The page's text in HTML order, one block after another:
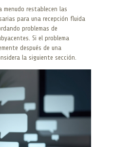
menudo restablecen las
para una recepción fluida
problemas de
Si el problema
después de una
la siguiente sección.